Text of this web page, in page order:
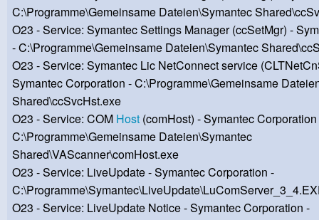
C:\Programme\Gemeinsame Dateien\Symantec
O23 - Service: Symantec Settings Manager (ccSetMgr) -
- C:\Programme\Gemeinsame Dateien\Symantec
O23 - Service: Symantec Lic NetConnect service
Symantec Corporation - C:\Programme\Gemeinsame
Shared\ccSvcHst.exe
O23 - Service: COM Host (comHost) - Symantec
C:\Programme\Gemeinsame Dateien\Symantec
Shared\VAScanner\comHost.exe
O23 - Service: LiveUpdate - Symantec Corporation -
O23 - Service: LiveUpdate Notice - Symantec Corporation -